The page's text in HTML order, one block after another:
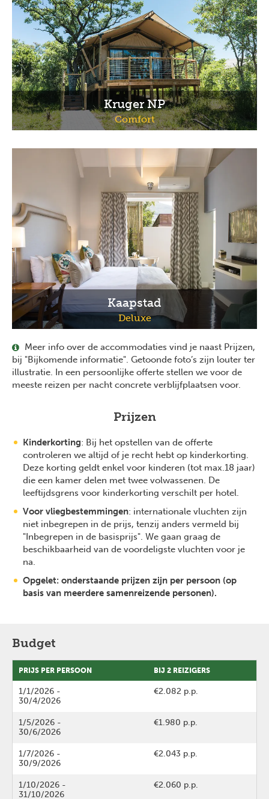
Kruger NP
Comfort
Kaapstad
Deluxe
Meer info over de accommodaties vind je naast Prijzen,
bij "Bijkomende informatie". Getoonde foto’s zijn louter ter
illustratie. In een persoonlijke offerte stellen we voor de
meeste reizen per nacht concrete verblijfplaatsen voor.
Prijzen
Kinderkorting: Bij het opstellen van de offerte
controleren we altijd of je recht hebt op kinderkorting.
Deze korting geldt enkel voor kinderen (tot max.18 jaar)
die een kamer delen met twee volwassenen. De
leeftijdsgrens voor kinderkorting verschilt per hotel.
Voor vliegbestemmingen: internationale vluchten zijn
niet inbegrepen in de prijs, tenzij anders vermeld bij
"Inbegrepen in de basisprijs". We gaan graag de
beschikbaarheid van de voordeligste vluchten voor je
na.
Opgelet: onderstaande prijzen zijn per persoon (op
basis van meerdere samenreizende personen).
Budget
PRIJS PER PERSOON BIJ 2 REIZIGERS
1/1/2026 -
30/4/2026
€2.082 p.p.
1/5/2026 -
30/6/2026
€1.980 p.p.
1/7/2026 -
30/9/2026
€2.043 p.p.
1/10/2026 -
31/10/2026
€2.060 p.p.